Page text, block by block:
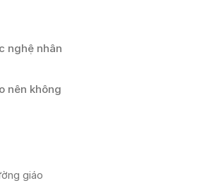
nghệ nhân
nên không
giáo